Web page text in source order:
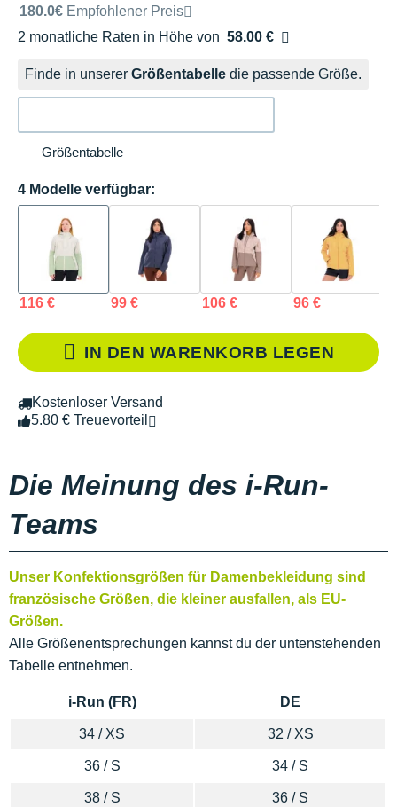
Unverbindliche Preisempfehlung der Marke
180.0€ Empfohlener Preis
2 monatliche Raten in Höhe von 58.00 €
Ohne Zusatzkosten
Finde in unserer Größentabelle die passende Größe.
Größentabelle
4 Modelle verfügbar:
116 € 99 € 106 € 96 €
IN DEN WARENKORB LEGEN
Kostenloser Versand
5.80 € Treuevorteil
Die Meinung des i-Run-
Teams
Unser Konfektionsgrößen für Damenbekleidung sind
französische Größen, die kleiner ausfallen, als EU-
Größen.
Alle Größenentsprechungen kannst du der untenstehenden
Tabelle entnehmen.
i-Run (FR) DE
34 / XS 32 / XS
36 / S 34 / S
38 / S 36 / S